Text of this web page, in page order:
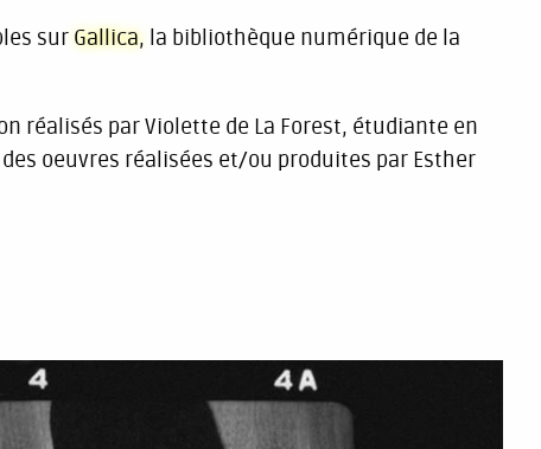
sur Gallica, la bibliothèque numérique de la
réalisés par Violette de La Forest, étudiante en
oeuvres réalisées et/ou produites par Esther